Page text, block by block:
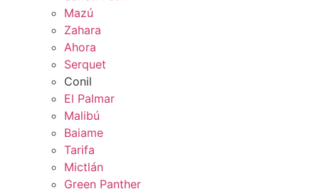
Mazú
Zahara
Ahora
Serquet
Conil
El Palmar
Malibú
Baiame
Tarifa
Mictlán
Green Panther